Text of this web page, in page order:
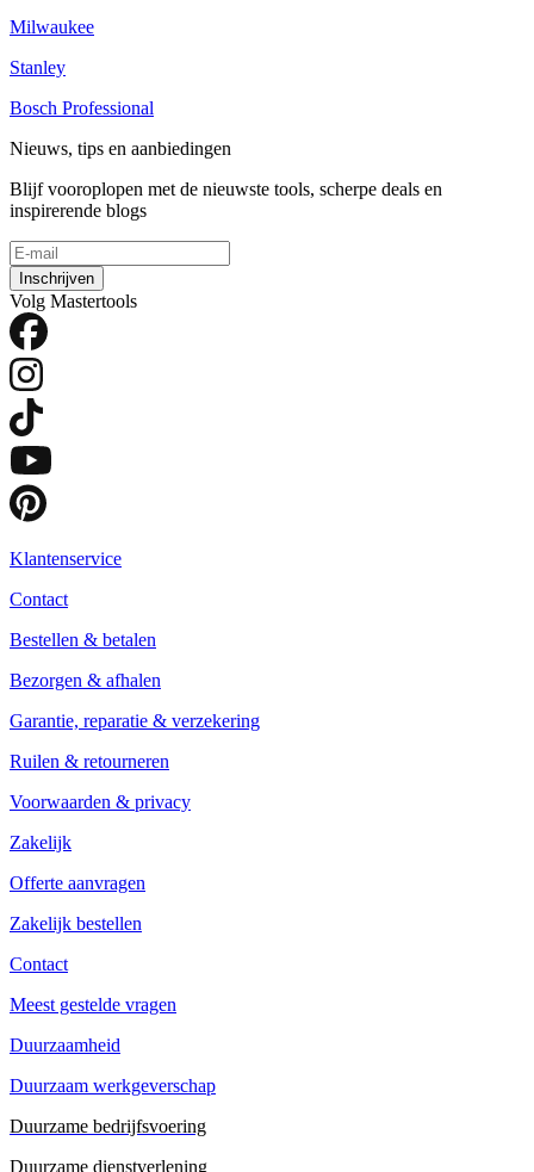
Milwaukee
Stanley
Bosch Professional
Nieuws, tips en aanbiedingen
Blijf vooroplopen met de nieuwste tools, scherpe deals en
inspirerende blogs
Inschrijven
Volg Mastertools
Klantenservice
Contact
Bestellen & betalen
Bezorgen & afhalen
Garantie, reparatie & verzekering
Ruilen & retourneren
Voorwaarden & privacy
Zakelijk
Offerte aanvragen
Zakelijk bestellen
Contact
Meest gestelde vragen
Duurzaamheid
Duurzaam werkgeverschap
Duurzame bedrijfsvoering
Duurzame dienstverlening